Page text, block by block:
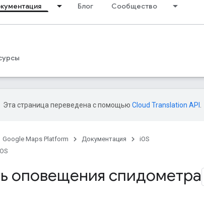
Блог Сообщество
Эта страница переведена с помощью Cloud Translation API
Google Maps Platform Документация
iOS
оповещения спидометра